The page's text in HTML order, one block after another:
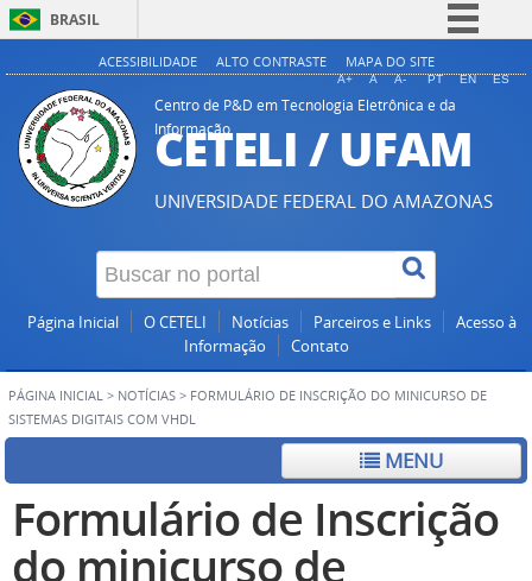
BRASIL
Simplifique!
Comunica BR
Participe
Acesso à informação
Legislação
Canais
ACESSIBILIDADE ALTO CONTRASTE MAPA DO SITE
A+ A A- PT EN ES
Centro de P&D em Tecnologia Eletrônica e da
Informação
CETELI / UFAM
UNIVERSIDADE FEDERAL DO AMAZONAS
Página Inicial O CETELI Notícias Parceiros e Links
Acesso à
Informação
Contato
PÁGINA INICIAL > NOTÍCIAS > FORMULÁRIO DE INSCRIÇÃO DO MINICURSO DE
SISTEMAS DIGITAIS COM VHDL
MENU
Formulário de Inscrição
do minicurso de